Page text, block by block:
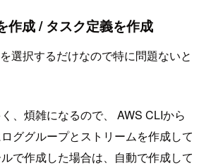
作成 / タスク定義を作成
選択するだけなので特に問題ないと
、煩雑になるので、 AWS CLIから
ググループとストリームを作成して
で作成した場合は、自動で作成して